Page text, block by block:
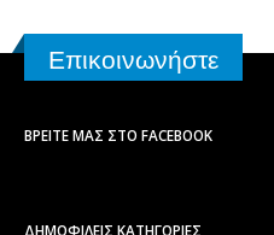
Επικοινωνήστε
ΒΡΕΊΤΕ ΜΑΣ ΣΤΟ FACEBOOK
ΔΗΜΟΦΙΛΕΙΣ ΚΑΤΗΓΟΡΙΕΣ